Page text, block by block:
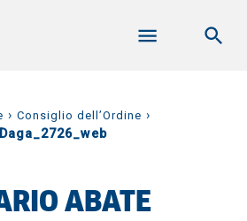
› Consiglio dell’Ordine ›
ABATE